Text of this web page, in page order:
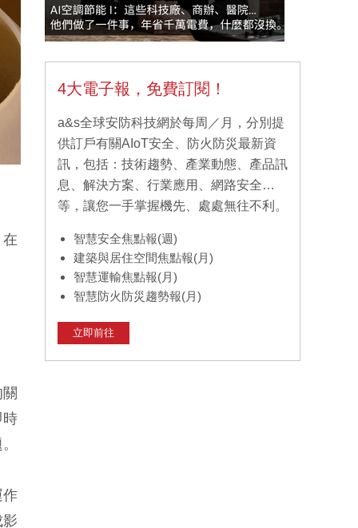
時
作
4大電子報，免費訂閱！
a&s全球安防科技網於每周／月，分別提
供訂戶有關AIoT安全、防火防災最新資
訊，包括：技術趨勢、產業動態、產品訊
息、解決方案、行業應用、網路安全…
等，讓您一手掌握機先、處處無往不利。
智慧安全焦點報(週)
建築與居住空間焦點報(月)
智慧運輸焦點報(月)
智慧防火防災趨勢報(月)
立即前往